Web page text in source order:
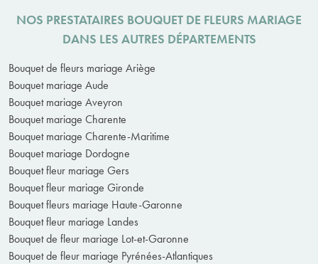
NOS PRESTATAIRES BOUQUET DE FLEURS MARIAGE
DANS LES AUTRES DÉPARTEMENTS
Bouquet de fleurs mariage Ariège
Bouquet mariage Aude
Bouquet mariage Aveyron
Bouquet mariage Charente
Bouquet mariage Charente-Maritime
Bouquet mariage Dordogne
Bouquet fleur mariage Gers
Bouquet fleur mariage Gironde
Bouquet fleurs mariage Haute-Garonne
Bouquet fleur mariage Landes
Bouquet de fleur mariage Lot-et-Garonne
Bouquet de fleur mariage Pyrénées-Atlantiques